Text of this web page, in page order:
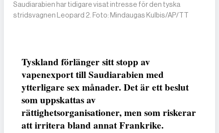
Saudiarabien har tidigare visat intresse för den tyska
stridsvagnen Leopard 2. Foto: Mindaugas Kulbis/AP/TT
Tyskland förlänger sitt stopp av
vapenexport till Saudiarabien med
ytterligare sex månader. Det är ett beslut
som uppskattas av
rättighetsorganisationer, men som riskerar
att irritera bland annat Frankrike.